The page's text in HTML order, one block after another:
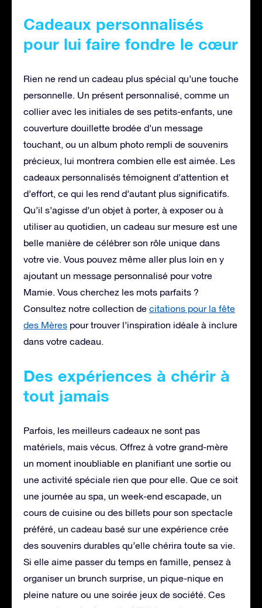
Cadeaux personnalisés
pour lui faire fondre le cœur
Rien ne rend un cadeau plus spécial qu’une touche
personnelle. Un présent personnalisé, comme un
collier avec les initiales de ses petits-enfants, une
couverture douillette brodée d’un message
touchant, ou un album photo rempli de souvenirs
précieux, lui montrera combien elle est aimée. Les
cadeaux personnalisés témoignent d’attention et
d’effort, ce qui les rend d’autant plus significatifs.
Qu’il s’agisse d’un objet à porter, à exposer ou à
utiliser au quotidien, un cadeau sur mesure est une
belle manière de célébrer son rôle unique dans
votre vie. Vous pouvez même aller plus loin en y
ajoutant un message personnalisé pour votre
Mamie. Vous cherchez les mots parfaits ?
Consultez notre collection de citations pour la fête
des Mères pour trouver l’inspiration idéale à inclure
dans votre cadeau.
Des expériences à chérir à
tout jamais
Parfois, les meilleurs cadeaux ne sont pas
matériels, mais vécus. Offrez à votre grand-mère
un moment inoubliable en planifiant une sortie ou
une activité spéciale rien que pour elle. Que ce soit
une journée au spa, un week-end escapade, un
cours de cuisine ou des billets pour son spectacle
préféré, un cadeau basé sur une expérience crée
des souvenirs durables qu’elle chérira toute sa vie.
Si elle aime passer du temps en famille, pensez à
organiser un brunch surprise, un pique-nique en
pleine nature ou une soirée jeux de société. Ces